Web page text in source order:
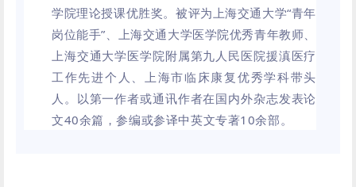
学院理论授课优胜奖。被评为上海交通大学“青年
岗位能手”、上海交通大学医学院优秀青年教师、
上海交通大学医学院附属第九人民医院援滇医疗
工作先进个人、上海市临床康复优秀学科带头
人。以第一作者或通讯作者在国内外杂志发表论
文40余篇，参编或参译中英文专著10余部。